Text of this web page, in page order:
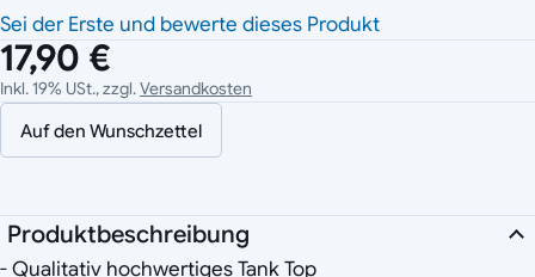
Sei der Erste und bewerte dieses Produkt
17,90 €
Inkl. 19% USt., zzgl.Versandkosten
Auf den Wunschzettel
Produktbeschreibung
- Qualitativ hochwertiges Tank Top